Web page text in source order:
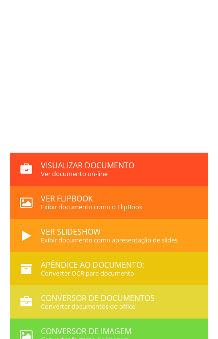
VISUALIZAR DOCUMENTO
Ver documento on-line
VER FLIPBOOK
Exibir documento como o FlipBook
VER SLIDESHOW
Exibir documento como apresentação de slides
APÊNDICE AO DOCUMENTO:
Converter OCR para documento
CONVERSOR DE DOCUMENTOS
Converter documentos do office
CONVERSOR DE IMAGEM